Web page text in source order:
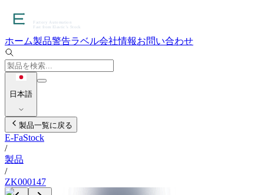
ホーム製品警告ラベル会社情報お問い合わせ
日本語
製品一覧に戻る
E-FaStock
/
製品
/
ZK000147